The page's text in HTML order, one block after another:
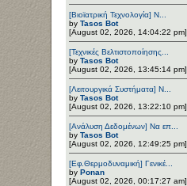
[Βιοϊατρική Τεχνολογία] Ν...
by Tasos Bot
[August 02, 2026, 14:04:22 pm]
[Τεχνικές Βελτιστοποίησης...
by Tasos Bot
[August 02, 2026, 13:45:14 pm]
[Λειτουργικά Συστήματα] Ν...
by Tasos Bot
[August 02, 2026, 13:22:10 pm]
[Ανάλυση Δεδομένων] Να επ...
by Tasos Bot
[August 02, 2026, 12:49:25 pm]
[Εφ.Θερμοδυναμική] Γενικέ...
by Ponan
[August 02, 2026, 00:17:27 am]